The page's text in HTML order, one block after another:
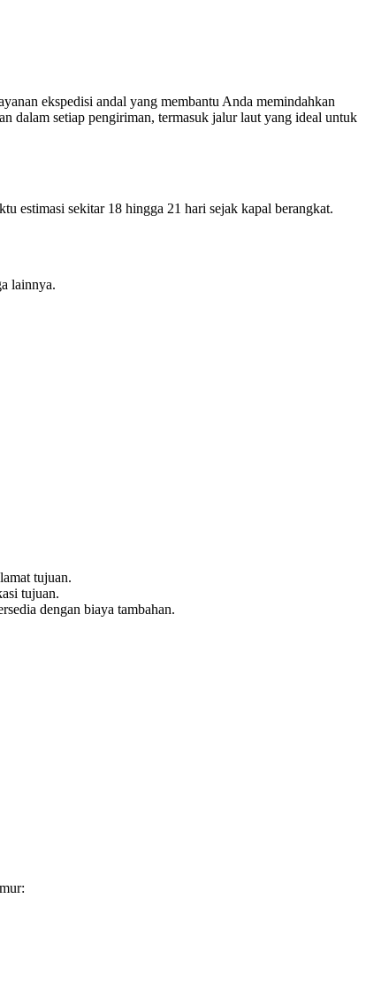
ekspedisi andal yang membantu Anda memindahkan
dalam setiap pengiriman, termasuk jalur laut yang ideal untuk
estimasi sekitar 18 hingga 21 hari sejak kapal berangkat.
lainnya.
tujuan.
tujuan.
dengan biaya tambahan.